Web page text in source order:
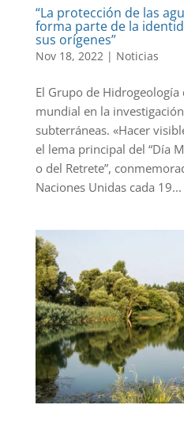
“La protección de las
forma parte de la
sus orígenes”
Nov 18, 2022| Noticias
El Grupo de
mundial en la
subterráneas. «Hacer
el lema principal del “Día
o del Retrete”,
Naciones Unidas cada 19...